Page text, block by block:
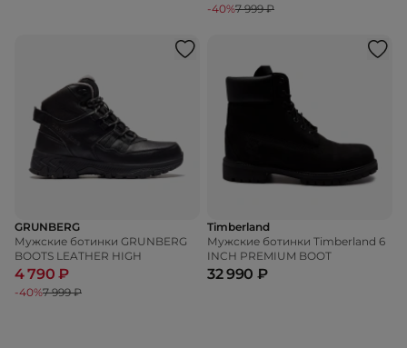
-40%7 999 ₽
GRUNBERG
Мужские ботинки GRUNBERG
BOOTS LEATHER HIGH
4 790 ₽
-40%7 999 ₽
Timberland
Мужские ботинки Timberland 6
INCH PREMIUM BOOT
32 990 ₽